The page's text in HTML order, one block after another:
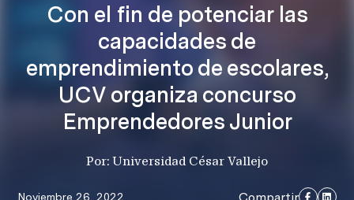
Con el fin de potenciar las
capacidades de
emprendimiento de escolares,
UCV organiza concurso
Emprendedores Junior
Por: Universidad César Vallejo
Noviembre 26, 2022 Compartir